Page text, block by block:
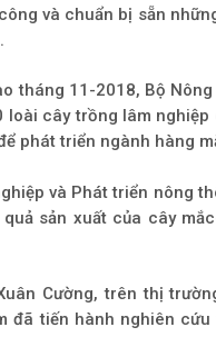
và chuẩn bị sẵn
tháng 11-2018, Bộ Nông
cây trồng lâm nghiệp
phát triển ngành hàng
và Phát triển nông
sản xuất của cây
Cường, trên thị
đã tiến hành nghiên